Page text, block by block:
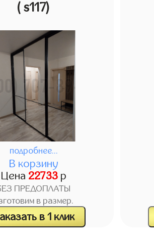
( s117)
подробнее...
В корзину
Цена 22733р
ПРЕДОПЛАТЫ
в размер.
в 1 клик